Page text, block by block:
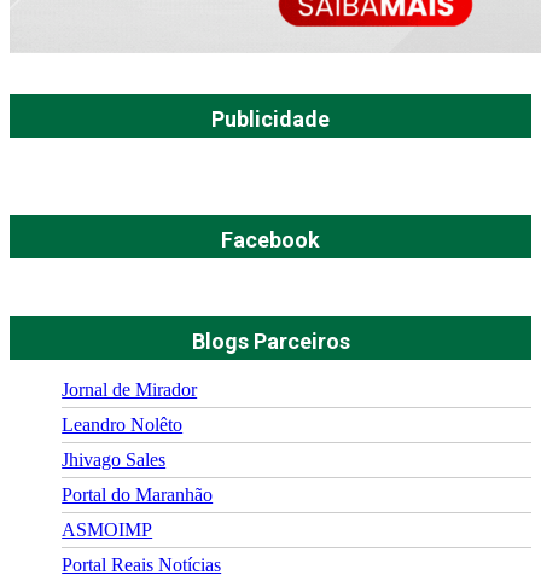
Publicidade
Facebook
Blogs Parceiros
Jornal de Mirador
Leandro Nolêto
Jhivago Sales
Portal do Maranhão
ASMOIMP
Portal Reais Notí­cias